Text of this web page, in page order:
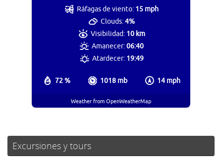
72 % 1018 mb 14 mph
Ráfagas de viento: 15 mph
Clouds:4%
Visibilidad: 10 km
Amanecer:06:40
Atardecer: 19:49
Weather from OpenWeatherMap
Excursiones y tours